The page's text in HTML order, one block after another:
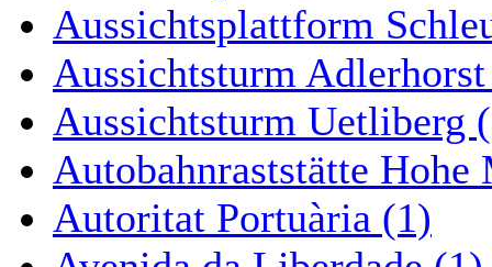
Aussichtsplattform
Aussichtsturm
Aussichtsturm Uetliberg
Autobahnraststätte Hohe
Autoritat Portuària (1)